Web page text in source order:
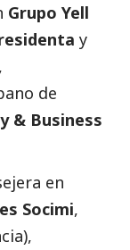
Grupo Yell
y
,
de
& Business
en
Socimi,